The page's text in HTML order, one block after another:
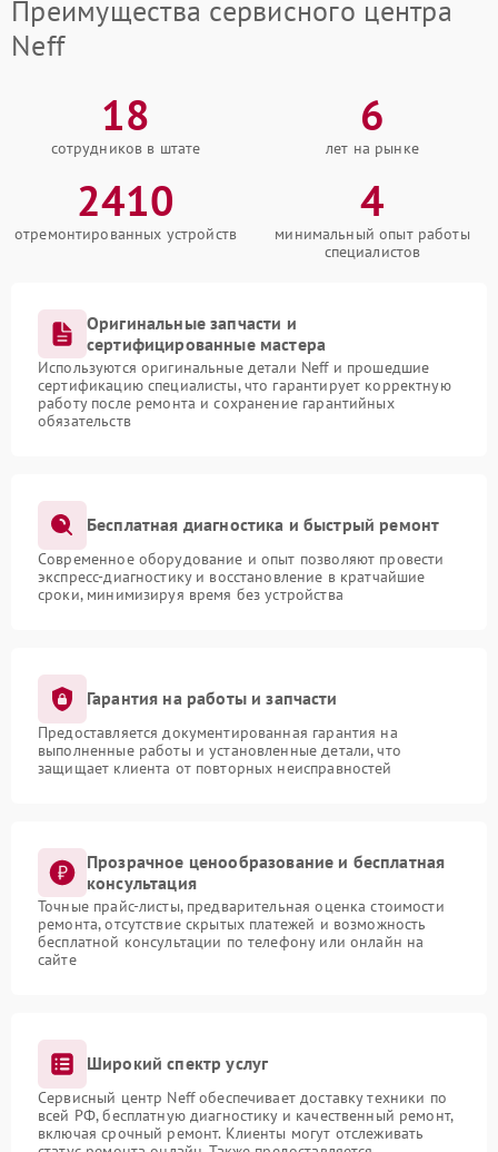
Преимущества сервисного центра
Neff
18
сотрудников в штате
6
лет на рынке
2410
отремонтированных устройств
4
минимальный опыт работы
специалистов
Оригинальные запчасти и
сертифицированные мастера
Используются оригинальные детали Neff и прошедшие
сертификацию специалисты, что гарантирует корректную
работу после ремонта и сохранение гарантийных
обязательств
Бесплатная диагностика и быстрый ремонт
Современное оборудование и опыт позволяют провести
экспресс-диагностику и восстановление в кратчайшие
сроки, минимизируя время без устройства
Гарантия на работы и запчасти
Предоставляется документированная гарантия на
выполненные работы и установленные детали, что
защищает клиента от повторных неисправностей
Прозрачное ценообразование и бесплатная
консультация
Точные прайс-листы, предварительная оценка стоимости
ремонта, отсутствие скрытых платежей и возможность
бесплатной консультации по телефону или онлайн на
сайте
Широкий спектр услуг
Сервисный центр Neff обеспечивает доставку техники по
всей РФ, бесплатную диагностику и качественный ремонт,
включая срочный ремонт. Клиенты могут отслеживать